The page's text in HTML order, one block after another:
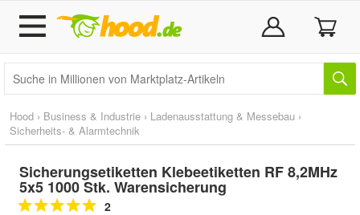
Hood › Business & Industrie › Ladenausstattung & Messebau ›
Sicherheits- & Alarmtechnik
Sicherungsetiketten Klebeetiketten RF 8,2MHz
5x5 1000 Stk. Warensicherung
2